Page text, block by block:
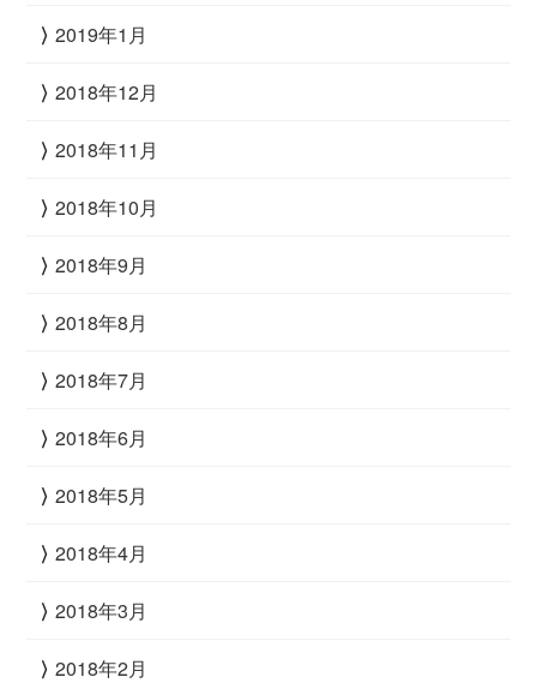
2019年1月
2018年12月
2018年11月
2018年10月
2018年9月
2018年8月
2018年7月
2018年6月
2018年5月
2018年4月
2018年3月
2018年2月